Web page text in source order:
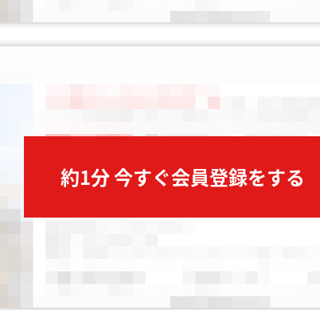
約1分 今すぐ会員登録をする